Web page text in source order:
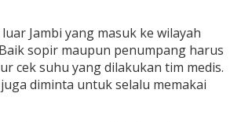
Jambi yang masuk ke wilayah
sopir maupun penumpang harus
cek suhu yang dilakukan tim medis.
diminta untuk selalu memakai